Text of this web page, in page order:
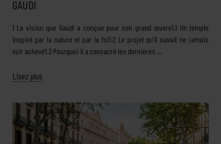
GAUDÍ
1 La vision que Gaudí a conçue pour son grand œuvre1.1 Un temple
inspiré par la nature et par la foi1.2 Le projet qu’il savait ne jamais
voir achevé1.3 Pourquoi il a consacré les dernières …
Lisez plus